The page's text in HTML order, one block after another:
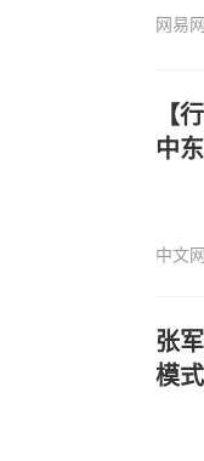
网易网
【
中
中文网
张
模式